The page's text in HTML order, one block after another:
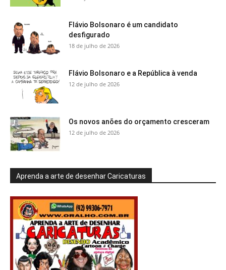
Flávio Bolsonaro é um candidato
desfigurado
18 de julho de 2026
Flávio Bolsonaro e a República à venda
12 de julho de 2026
Os novos anões do orçamento cresceram
12 de julho de 2026
Aprenda a arte de desenhar Caricaturas